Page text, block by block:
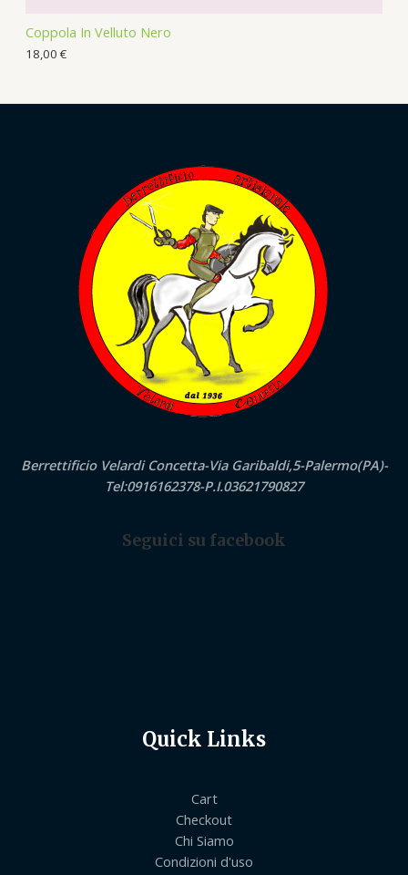
Coppola In Velluto Nero
18,00 €
Berrettificio Velardi Concetta-Via Garibaldi,5-Palermo(PA)-
Tel:0916162378-P.I.03621790827
Seguici su facebook
Quick Links
Cart
Checkout
Chi Siamo
Condizioni d'uso